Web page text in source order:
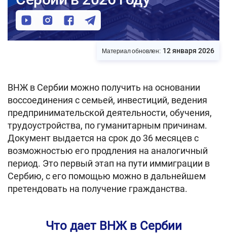
Материал обновлен: 12 января 2026
ВНЖ в Сербии можно получить на основании
воссоединения с семьей, инвестиций, ведения
предпринимательской деятельности, обучения,
трудоустройства, по гуманитарным причинам.
Документ выдается на срок до 36 месяцев с
возможностью его продления на аналогичный
период. Это первый этап на пути иммиграции в
Сербию, с его помощью можно в дальнейшем
претендовать на получение гражданства.
Что дает ВНЖ в Сербии